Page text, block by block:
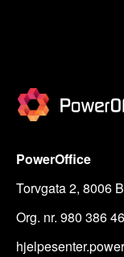
PowerOffice
Torvgata 2, 8006
Org. nr. 980 386